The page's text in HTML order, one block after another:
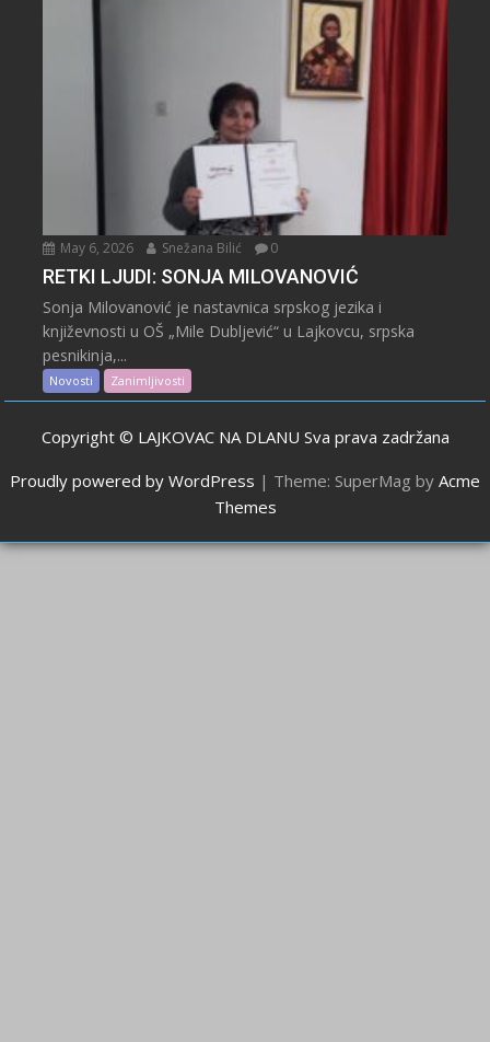
May 6, 2026 Snežana Bilić 0
RETKI LJUDI: SONJA MILOVANOVIĆ
Sonja Milovanović je nastavnica srpskog jezika i
književnosti u OŠ „Mile Dubljević“ u Lajkovcu, srpska
pesnikinja,...
Novosti Zanimljivosti
Copyright © LAJKOVAC NA DLANU Sva prava zadržana
Proudly powered by WordPress | Theme: SuperMag by Acme
Themes